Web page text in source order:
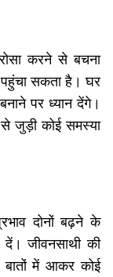
करने से बचना
पहुंचा सकता है। घर
पर ध्यान देंगे।
से जुड़ी कोई समस्या
दोनों बढ़ने के
जीवनसाथी की
में आकर कोई